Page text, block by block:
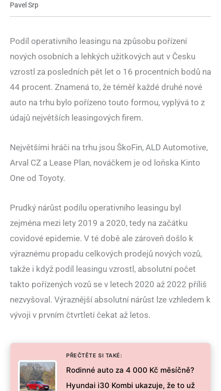
Pavel Srp
Podíl operativního leasingu na způsobu pořízení
nových osobních a lehkých užitkových aut v Česku
vzrostl za posledních pět let o 16 procentních bodů na
44 procent. Znamená to, že téměř každé druhé nové
auto na trhu bylo pořízeno touto formou, vyplývá to z
údajů největších leasingových firem.
Největšími hráči na trhu jsou ŠkoFin, ALD Automotive,
Arval CZ a Lease Plan, nováčkem je od loňska Kinto
One od Toyoty.
Prudký nárůst podílu operativního leasingu byl
zejména mezi lety 2019 a 2020, tedy na začátku
covidové epidemie. V té době ale zároveň došlo k
výraznému propadu celkových prodejů nových vozů,
takže i když podíl leasingu vzrostl, absolutní počet
takto pořízených vozů se v letech 2020 až 2022 příliš
nezvyšoval. Výraznější absolutní nárůst lze vzhledem k
vývoji v prvním čtvrtletí čekat až letos.
PŘEČTĚTE SI TAKÉ:
Rodinné auto za 4 000 Kč měsíčně?
Hyundai i30 Kombi ukazuje, že to už